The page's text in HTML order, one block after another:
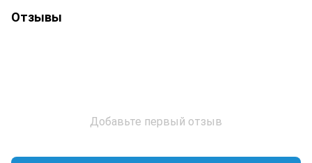
Отзывы
Добавьте первый отзыв